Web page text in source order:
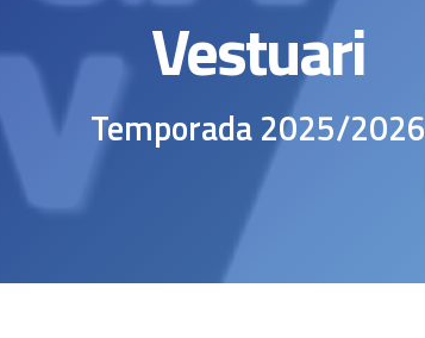
Vestuari
Temporada 2025/2026